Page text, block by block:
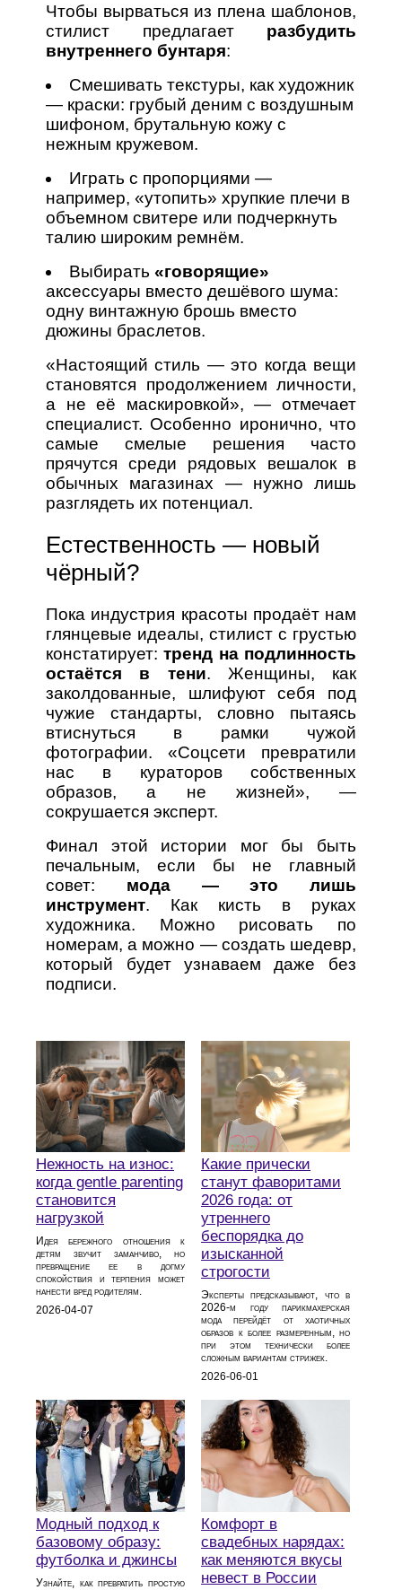
Чтобы вырваться из плена шаблонов,
стилист предлагает разбудить
внутреннего бунтаря:
Смешивать текстуры, как художник
— краски: грубый деним с воздушным
шифоном, брутальную кожу с
нежным кружевом.
Играть с пропорциями —
например, «утопить» хрупкие плечи в
объемном свитере или подчеркнуть
талию широким ремнём.
Выбирать«говорящие»
аксессуары вместо дешёвого шума:
одну винтажную брошь вместо
дюжины браслетов.
«Настоящий стиль — это когда вещи
становятся продолжением личности,
а не её маскировкой», — отмечает
специалист. Особенно иронично, что
самые смелые решения часто
прячутся среди рядовых вешалок в
обычных магазинах — нужно лишь
разглядеть их потенциал.
Естественность — новый
чёрный?
Пока индустрия красоты продаёт нам
глянцевые идеалы, стилист с грустью
констатирует:тренд на подлинность
остаётся в тени. Женщины, как
заколдованные, шлифуют себя под
чужие стандарты, словно пытаясь
втиснуться в рамки чужой
фотографии. «Соцсети превратили
нас в кураторов собственных
образов, а не жизней», —
сокрушается эксперт.
Финал этой истории мог бы быть
печальным, если бы не главный
совет: мода — это лишь
инструмент. Как кисть в руках
художника. Можно рисовать по
номерам, а можно — создать шедевр,
который будет узнаваем даже без
подписи.
Нежность на износ:
когда gentle parenting
становится
нагрузкой
Идея бережного отношения к
детям звучит заманчиво, но
превращение ее в догму
спокойствия и терпения может
нанести вред родителям.
2026-04-07
Какие прически
станут фаворитами
2026 года: от
утреннего
беспорядка до
изысканной
строгости
Эксперты предсказывают, что в
2026‑м году парикмахерская
мода перейдёт от хаотичных
образов к более размеренным, но
при этом технически более
сложным вариантам стрижек.
2026-06-01
Модный подход к
базовому образу:
футболка и джинсы
Узнайте, как превратить простую
Комфорт в
свадебных нарядах:
как меняются вкусы
невест в России